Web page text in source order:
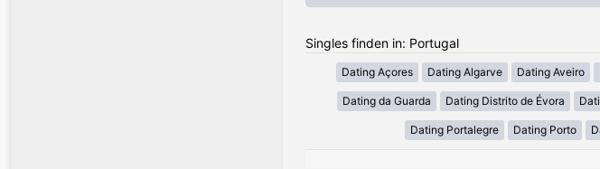
Singles finden in: Portugal
Dating Açores Dating Algarve Dating Aveiro
Dating da Guarda Dating Distrito de Évora
Dating Portalegre Dating Porto